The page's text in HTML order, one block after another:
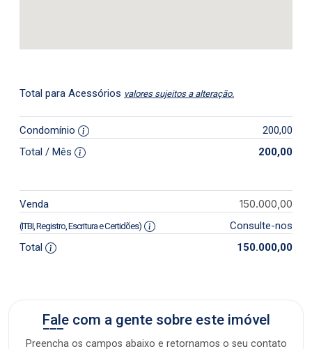
Total para Acessórios valores sujeitos a alteração.
Condomínio
200,00
Total / Mês
200,00
Venda 150.000,00
(ITBI, Registro, Escritura e Certidões)
Consulte-nos
Total
150.000,00
Fale com a gente sobre este imóvel
Preencha os campos abaixo e retornamos o seu contato